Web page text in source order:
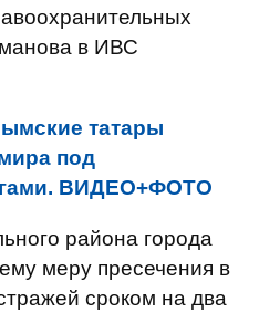
в ИВС
татары
под
ВИДЕО+ФОТО
района города
меру пресечения в
сроком на два